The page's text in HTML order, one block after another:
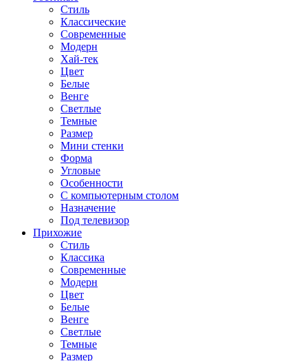
Стиль
Классические
Современные
Модерн
Хай-тек
Цвет
Белые
Венге
Светлые
Темные
Размер
Мини стенки
Форма
Угловые
Особенности
С компьютерным столом
Назначение
Под телевизор
Прихожие
Стиль
Классика
Современные
Модерн
Цвет
Белые
Венге
Светлые
Темные
Размер